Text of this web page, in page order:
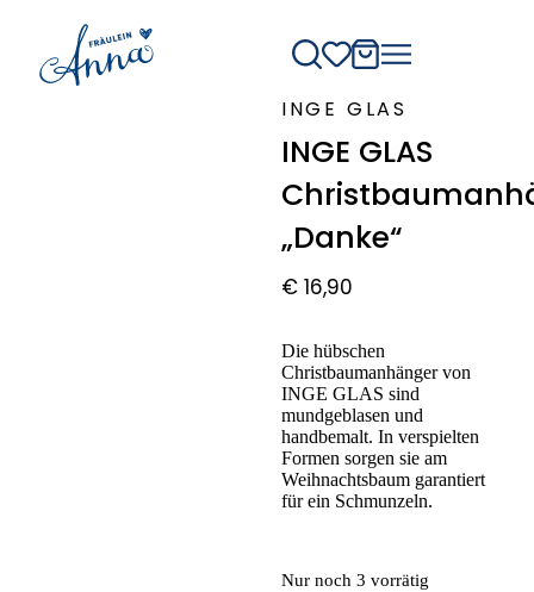
INGE GLAS
INGE GLAS
„Danke“
€16,90
Die hübschen
Christbaumanhänger von
INGE GLAS sind
mundgeblasen und
handbemalt. In verspielten
Formen sorgen sie am
Weihnachtsbaum garantiert
für ein Schmunzeln.
Nur noch 3 vorrätig